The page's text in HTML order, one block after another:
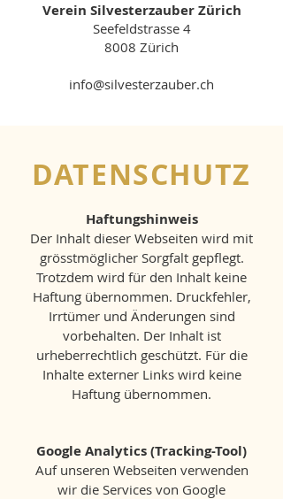
Verein Silvesterzauber Zürich
Seefeldstrasse 4
8008 Zürich
info@silvesterzauber.ch
DATENSCHUTZ
Haftungshinweis
Der Inhalt dieser Webseiten wird mit
grösstmöglicher Sorgfalt gepflegt.
Trotzdem wird für den Inhalt keine
Haftung übernommen. Druckfehler,
Irrtümer und Änderungen sind
vorbehalten. Der Inhalt ist
urheberrechtlich geschützt. Für die
Inhalte externer Links wird keine
Haftung übernommen.
Google Analytics (Tracking-Tool)
Auf unseren Webseiten verwenden
wir die Services von Google